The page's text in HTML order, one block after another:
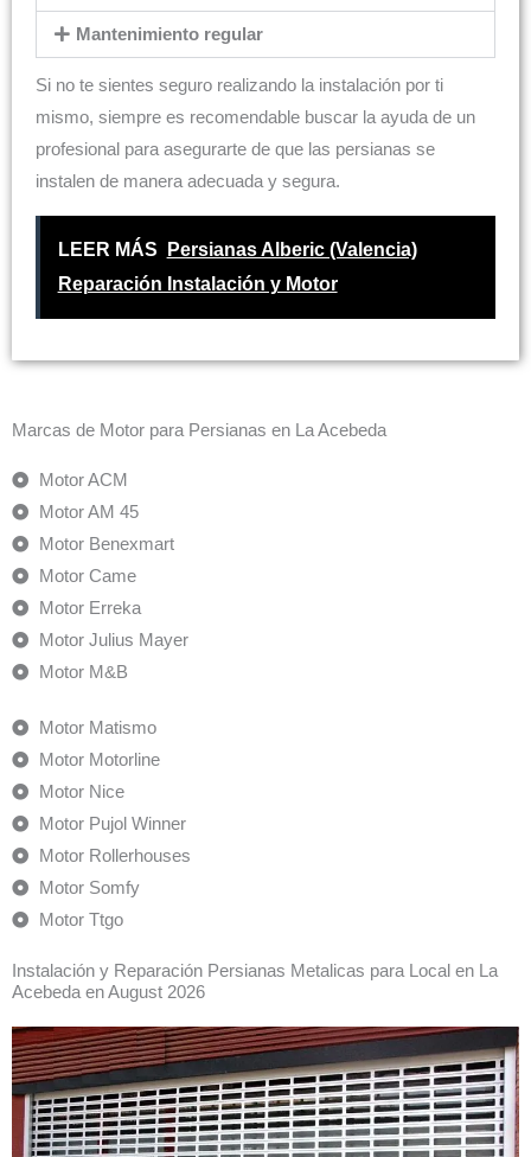
Mantenimiento regular
Si no te sientes seguro realizando la instalación por ti
mismo, siempre es recomendable buscar la ayuda de un
profesional para asegurarte de que las persianas se
instalen de manera adecuada y segura.
LEER MÁS
Persianas Alberic (Valencia)
Reparación Instalación y Motor
Marcas de Motor para Persianas en La Acebeda
Motor ACM
Motor AM 45
Motor Benexmart
Motor Came
Motor Erreka
Motor Julius Mayer
Motor M&B
Motor Matismo
Motor Motorline
Motor Nice
Motor Pujol Winner
Motor Rollerhouses
Motor Somfy
Motor Ttgo
Instalación y Reparación Persianas Metalicas para Local en La
Acebeda en August 2026